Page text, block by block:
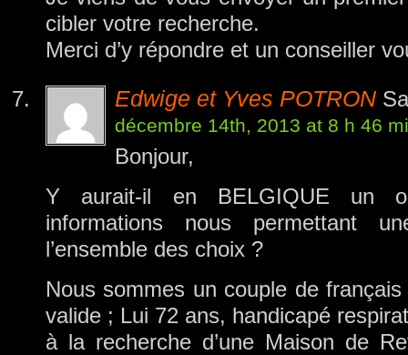
cibler votre recherche.
Merci d’y répondre et un conseiller
Edwige et Yves POTRON
décembre 14th, 2013 at 8 h 46
Bonjour,
Y aurait-il en BELGIQUE un
informations nous permettant
l’ensemble des choix ?
Nous sommes un couple de
valide ; Lui 72 ans, handicapé
à la recherche d’une Maison de